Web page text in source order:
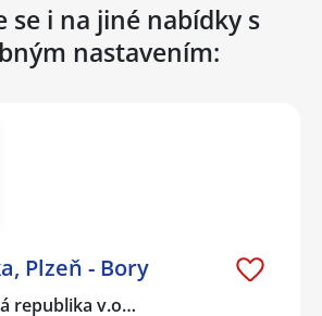
se i na jiné nabídky s
nastavením:
Plzeň - Bory
republika v.o…